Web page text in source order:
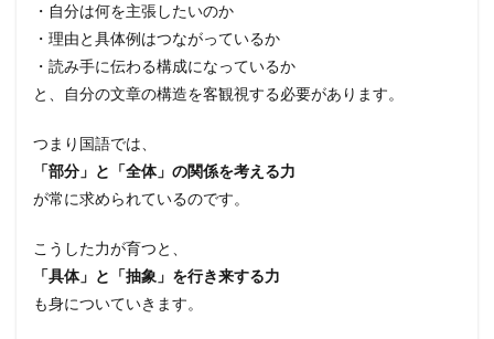
・自分は何を主張したいのか
・理由と具体例はつながっているか
・読み手に伝わる構成になっているか
と、自分の文章の構造を客観視する必要があります。
つまり国語では、
「部分」と「全体」の関係を考える力
が常に求められているのです。
こうした力が育つと、
「具体」と「抽象」を行き来する力
も身についていきます。